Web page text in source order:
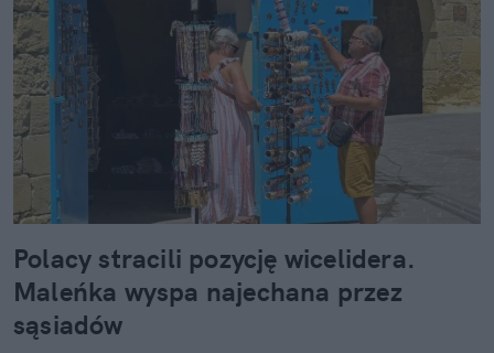
Polacy stracili pozycję wicelidera.
Maleńka wyspa najechana przez
sąsiadów